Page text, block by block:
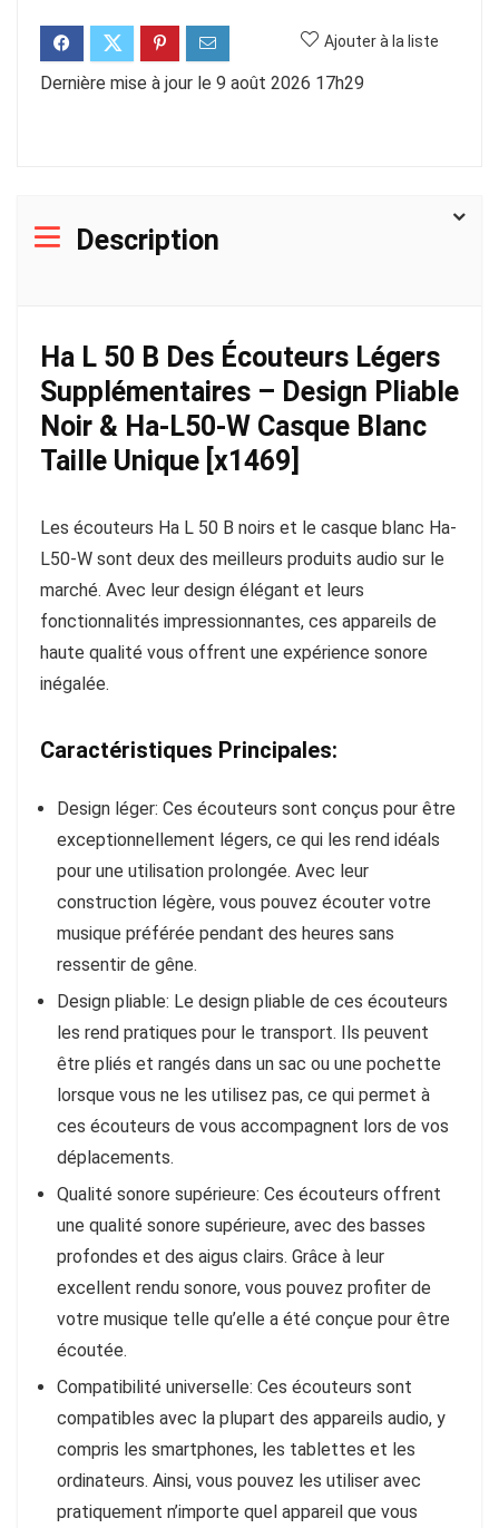
Ajouter à la liste
Dernière mise à jour le 9 août 2026 17h29
Description
Ha L 50 B Des Écouteurs Légers
Supplémentaires – Design Pliable
Noir & Ha-L50-W Casque Blanc
Taille Unique [x1469]
Les écouteurs Ha L 50 B noirs et le casque blanc Ha-
L50-W sont deux des meilleurs produits audio sur le
marché. Avec leur design élégant et leurs
fonctionnalités impressionnantes, ces appareils de
haute qualité vous offrent une expérience sonore
inégalée.
Caractéristiques Principales:
Design léger: Ces écouteurs sont conçus pour être
exceptionnellement légers, ce qui les rend idéals
pour une utilisation prolongée. Avec leur
construction légère, vous pouvez écouter votre
musique préférée pendant des heures sans
ressentir de gêne.
Design pliable: Le design pliable de ces écouteurs
les rend pratiques pour le transport. Ils peuvent
être pliés et rangés dans un sac ou une pochette
lorsque vous ne les utilisez pas, ce qui permet à
ces écouteurs de vous accompagnent lors de vos
déplacements.
Qualité sonore supérieure: Ces écouteurs offrent
une qualité sonore supérieure, avec des basses
profondes et des aigus clairs. Grâce à leur
excellent rendu sonore, vous pouvez profiter de
votre musique telle qu’elle a été conçue pour être
écoutée.
Compatibilité universelle: Ces écouteurs sont
compatibles avec la plupart des appareils audio, y
compris les smartphones, les tablettes et les
ordinateurs. Ainsi, vous pouvez les utiliser avec
pratiquement n’importe quel appareil que vous